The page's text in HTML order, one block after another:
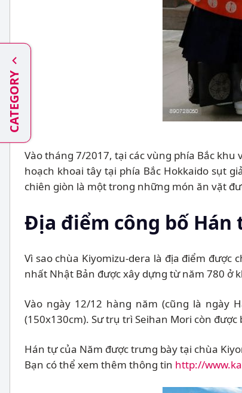
Vào tháng 7/2017, tại các vùng phía Bắc
hoạch khoai tây tại phía Bắc Hokkaido sụt
chiên giòn là một trong những món ăn vặt
Địa điểm công bố Hán
Vì sao chùa Kiyomizu-dera là địa điểm
nhất Nhật Bản được xây dựng từ năm 780 ở
Vào ngày 12/12 hàng năm (cũng là ngày
(150x130cm). Sư trụ trì Seihan Mori còn
Hán tự của Năm được trưng bày tại chùa
Bạn có thể xem thêm thông tin http://
CATEGORY